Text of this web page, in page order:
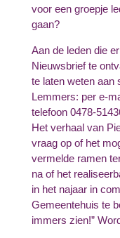
voor een groepje
gaan?
Aan de leden die
Nieuwsbrief te
te laten weten aan
Lemmers: per e-
telefoon 0478-
Het verhaal van
vraag op of het
vermelde ramen
na of het
in het najaar in
Gemeentehuis te
immers zien!”